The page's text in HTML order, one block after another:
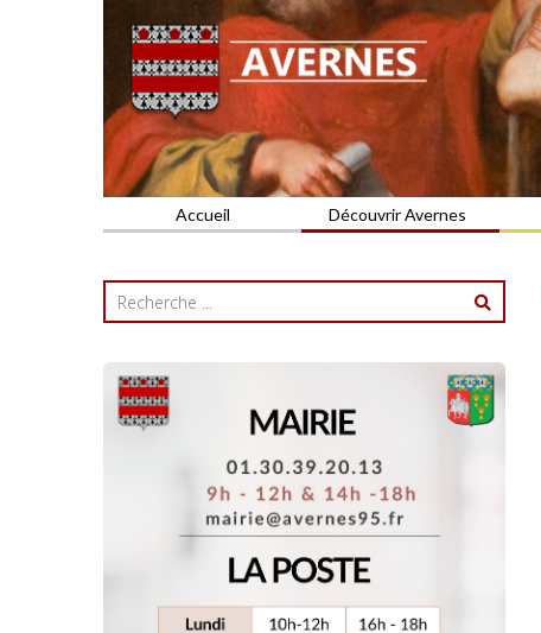
AVERNES
Commune du Val d'Oise
Accueil Découvrir Avernes